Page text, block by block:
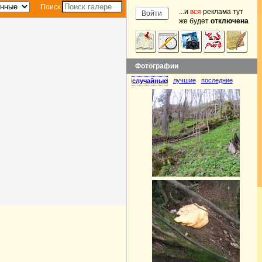
Поиск
...и вся реклама тут
же будет отключена
Фотографии
случайные лучшие последние